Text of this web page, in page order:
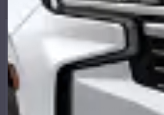
SEM LIMITES!
Embarque na sua próxima aventura
parceira de confiança em reservas
nosso site, oferecemos uma
descomplicada, rápida e amigável,
de veículos que se adaptaram em
Seja conhecendo novas cidades, em